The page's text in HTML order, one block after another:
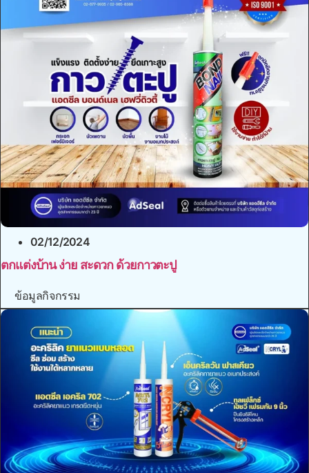
02/12/2024
ตกแต่งบ้าน ง่าย สะดวก ด้วยกาวตะปู
ข้อมูลกิจกรรม